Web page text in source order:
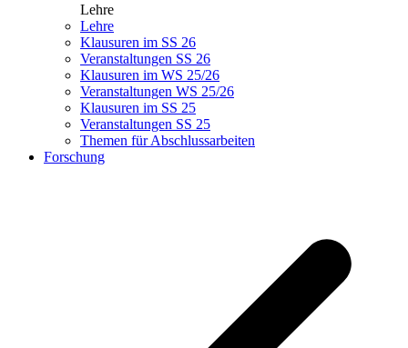
Lehre
Lehre
Klausuren im SS 26
Veranstaltungen SS 26
Klausuren im WS 25/26
Veranstaltungen WS 25/26
Klausuren im SS 25
Veranstaltungen SS 25
Themen für Abschlussarbeiten
Forschung